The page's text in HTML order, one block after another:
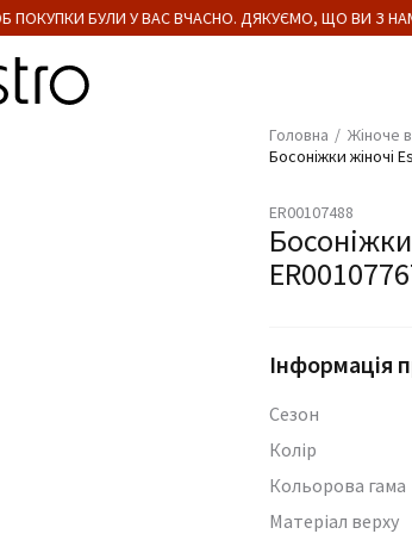
БУЛИ У ВАС ВЧАСНО. ДЯКУЄМО, ЩО ВИ З
Головна Жіноче
Босоніжки жіночі
ER00107488
Інформація
Сезон
Колір
Кольорова гама
Матеріал верху